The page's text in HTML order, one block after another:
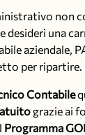
non
e desideri una
aziendale,
per ripartire.
Contabile
grazie ai
Programma